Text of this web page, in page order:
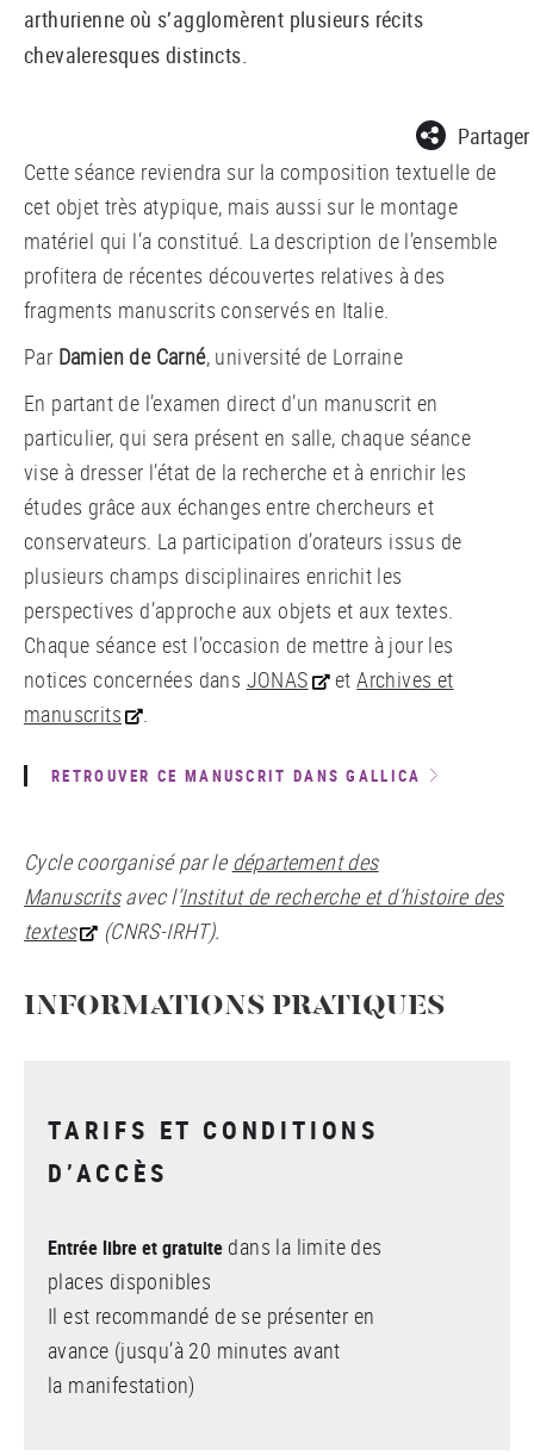
arthurienne où s’agglomèrent plusieurs récits
chevaleresques distincts.
Partager
Cette séance reviendra sur la composition textuelle de
cet objet très atypique, mais aussi sur le montage
matériel qui l’a constitué. La description de l’ensemble
profitera de récentes découvertes relatives à des
fragments manuscrits conservés en Italie.
Par Damien de Carné, université de Lorraine
En partant de l’examen direct d’un manuscrit en
particulier, qui sera présent en salle, chaque séance
vise à dresser l’état de la recherche et à enrichir les
études grâce aux échanges entre chercheurs et
conservateurs. La participation d’orateurs issus de
plusieurs champs disciplinaires enrichit les
perspectives d’approche aux objets et aux textes.
Chaque séance est l’occasion de mettre à jour les
notices concernées dans JONAS etArchives et
manuscrits
RETROUVER CE MANUSCRIT DANS GALLICA
Cycle coorganisé par le département des
Manuscritsavec l’Institut de recherche et d’histoire des
textes
(CNRS-IRHT).
INFORMATIONS PRATIQUES
TARIFS ET CONDITIONS
D’ACCÈS
Entrée libre et gratuite dans la limite des
places disponibles
Il est recommandé de se présenter en
avance (jusqu’à 20 minutes avant
la manifestation)